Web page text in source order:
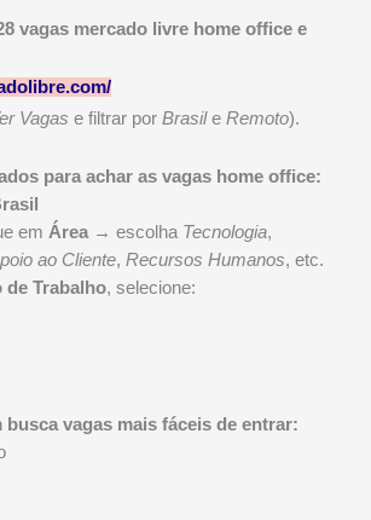
vagas mercado livre home office e
Vagas e filtrar por Brasile Remoto).
para achar as vagas home office:
em Área→ escolha Tecnologia,
ao Cliente, Recursos Humanos, etc.
de Trabalho, selecione:
busca vagas mais fáceis de entrar: